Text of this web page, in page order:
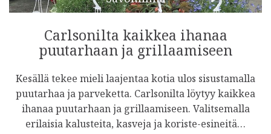
Carlsonilta kaikkea ihanaa
puutarhaan ja grillaamiseen
Kesällä tekee mieli laajentaa kotia ulos sisustamalla
puutarhaa ja parveketta. Carlsonilta löytyy kaikkea
ihanaa puutarhaan ja grillaamiseen. Valitsemalla
erilaisia kalusteita, kasveja ja koriste-esineitä…